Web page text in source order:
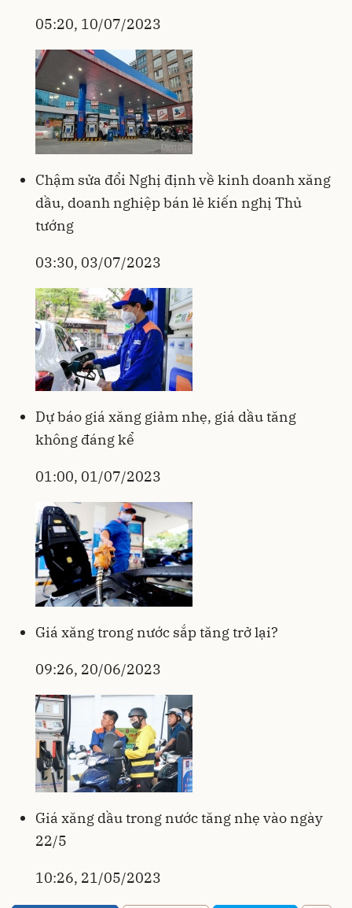
05:20, 10/07/2023
Chậm sửa đổi Nghị định về kinh doanh xăng
dầu, doanh nghiệp bán lẻ kiến nghị Thủ
tướng
03:30, 03/07/2023
Dự báo giá xăng giảm nhẹ, giá dầu tăng
không đáng kể
01:00, 01/07/2023
Giá xăng trong nước sắp tăng trở lại?
09:26, 20/06/2023
Giá xăng dầu trong nước tăng nhẹ vào ngày
22/5
10:26, 21/05/2023